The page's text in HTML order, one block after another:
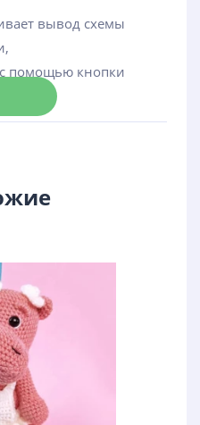
вывод схемы
помощью кнопки